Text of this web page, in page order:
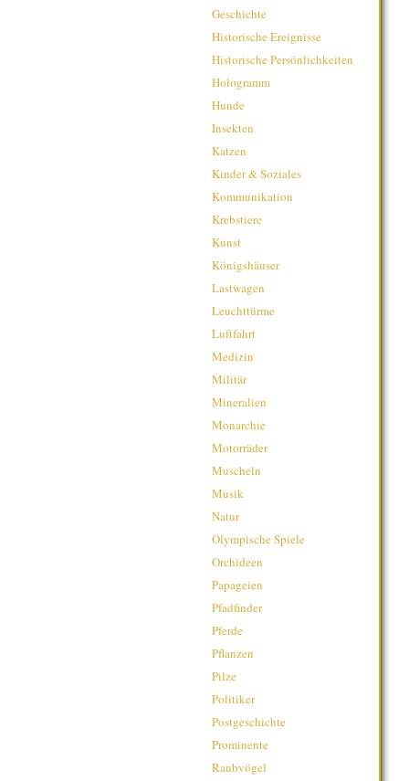
Geschichte
Historische Ereignisse
Historische Persönlichkeiten
Hologramm
Hunde
Insekten
Katzen
Kinder & Soziales
Kommunikation
Krebstiere
Kunst
Königshäuser
Lastwagen
Leuchttürme
Luftfahrt
Medizin
Militär
Mineralien
Monarchie
Motorräder
Muscheln
Musik
Natur
Olympische Spiele
Orchideen
Papageien
Pfadfinder
Pferde
Pflanzen
Pilze
Politiker
Postgeschichte
Prominente
Raubvögel